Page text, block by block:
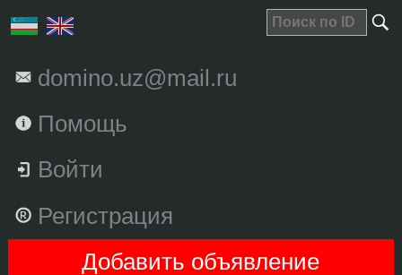
domino.uz@mail.ru
Помощь
Войти
Регистрация
Добавить объявление